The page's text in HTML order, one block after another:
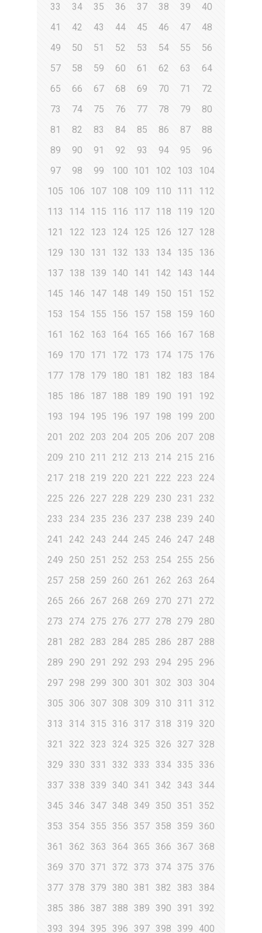
33
34 35 36 37 38 39
40
41
42 43 44 45 46 47
48
49
50 51 52 53 54 55
56
57
58 59 60 61 62 63
64
65
66 67 68 69 70 71
72
73
74 75 76 77 78 79
80
81
82 83 84 85 86 87
88
89
90 91 92 93 94 95
96
97
98 99 100 101 102 103
104
105
106 107 108 109 110 111
112
113
114 115 116 117 118 119
120
121
122 123 124 125 126 127 128
129
130 131 132 133 134 135
136
137 138 139 140 141 142 143
144
145
146 147 148 149 150 151
152
153
154 155 156 157 158 159
160
161
162 163 164 165 166 167 168
169
170 171 172 173 174 175
176
177 178 179 180 181 182 183
184
185
186 187 188 189 190 191
192
193
194 195 196 197 198 199
200
201
202 203 204 205 206 207 208
209
210 211 212 213 214 215
216
217 218 219 220 221 222 223
224
225
226 227 228 229 230 231
232
233
234 235 236 237 238 239
240
241
242 243 244 245 246 247 248
249
250 251 252 253 254 255
256
257 258 259 260 261 262 263
264
265
266 267 268 269 270 271
272
273
274 275 276 277 278 279
280
281
282 283 284 285 286 287 288
289
290 291 292 293 294 295
296
297 298 299 300 301 302 303
304
305
306 307 308 309 310 311
312
313
314 315 316 317 318 319
320
321
322 323 324 325 326 327 328
329
330 331 332 333 334 335
336
337 338 339 340 341 342 343
344
345
346 347 348 349 350 351
352
353
354 355 356 357 358 359 360
361
362 363 364 365 366 367 368
369
370 371 372 373 374 375 376
377 378 379 380 381 382 383
384
385
386 387 388 389 390 391
392
393
394 395 396 397 398 399 400